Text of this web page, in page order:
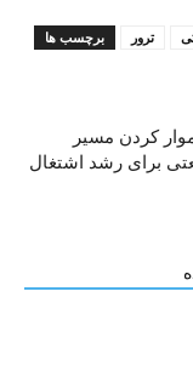
برچسب ها ترور
کردن مسیر
برای رشد اشتغال